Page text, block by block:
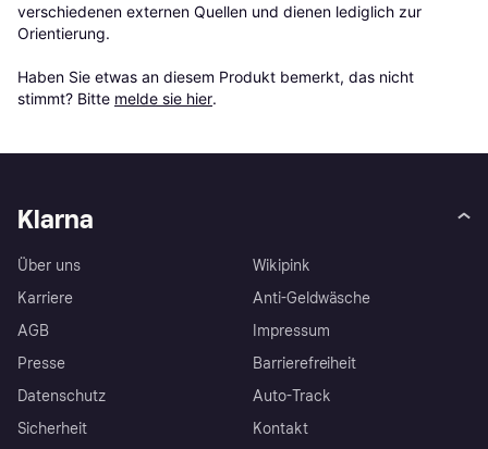
verschiedenen externen Quellen und dienen lediglich zur
Orientierung.
Haben Sie etwas an diesem Produkt bemerkt, das nicht
stimmt? Bitte melde sie hier.
Klarna
Über uns
Karriere
AGB
Presse
Datenschutz
Sicherheit
Wikipink
Anti-Geldwäsche
Impressum
Barrierefreiheit
Auto-Track
Kontakt